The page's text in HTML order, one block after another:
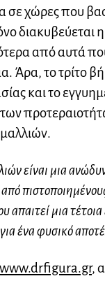
σε χώρες που
διακυβεύεται
από αυτά
Άρα, το τρίτο
και το
είναι μια
απαιτεί μια
ένα φυσικό
www.drfigura.gr,